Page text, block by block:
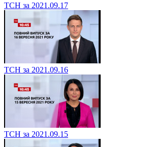
ТСН за 2021.09.17
ТСН за 2021.09.16
ТСН за 2021.09.15